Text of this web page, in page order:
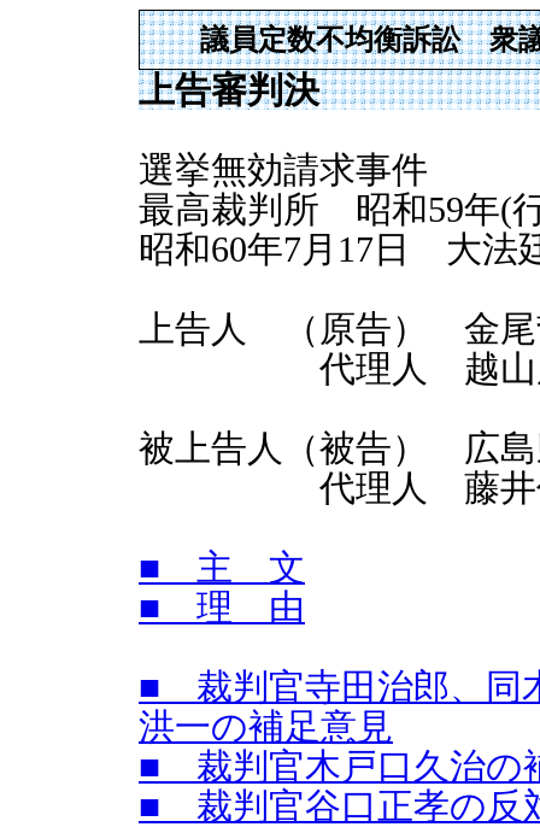
議員定数不均衡訴訟 衆
上告審判決
選挙無効請求事件
最高裁判所 昭和59年(
昭和60年7月17日 大
上告人 （原告） 金
代理人 越山康
被上告人（被告） 広島
代理人 藤井俊
■ 主 文
■ 理 由
■ 裁判官寺田治郎、同
洪一の補足意見
■ 裁判官木戸口久治の
■ 裁判官谷口正孝の反